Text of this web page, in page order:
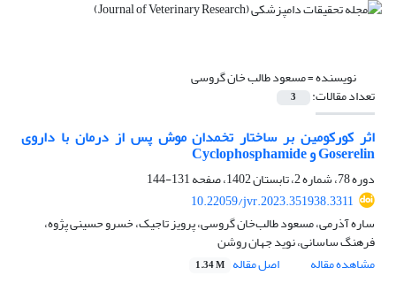
نویسنده =مسعود طالب خان گروسی
تعداد مقالات: 3
اثر کورکومین بر ساختار تخمدان موش پس از درمان با داروی
Goserelin و Cyclophosphamide‬‬‬‬‬‬
دوره 78، شماره 2، تابستان 1402، صفحه
131-144
10.22059/jvr.2023.351938.3311
ساره آذرمی، مسعود طالب‌خان گروسی، پرویز تاجیک، خسرو حسینی پژوه،
فرهنگ ساسانی، نوید جهان روشن
مشاهده مقاله
اصل مقاله 1.34 M